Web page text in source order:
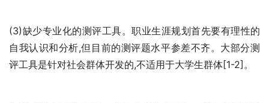
(3)缺少专业化的测评工具。职业生涯规划首先要有理性的
自我认识和分析,但目前的测评题水平参差不齐。大部分测
评工具是针对社会群体开发的,不适用于大学生群体[1-2]。